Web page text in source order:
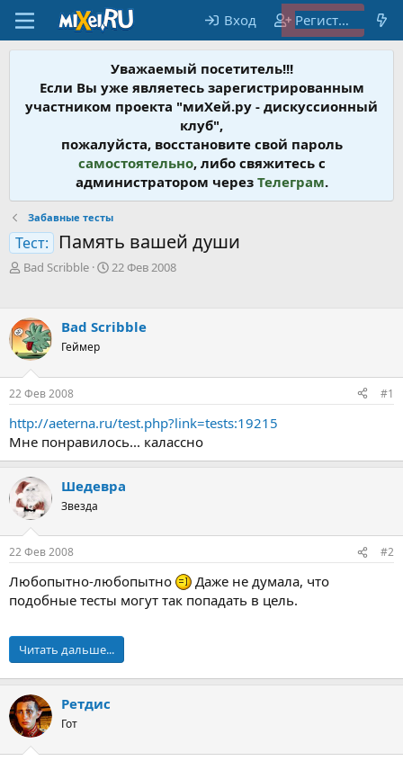
Вход Регистрация
Уважаемый посетитель!!!
Если Вы уже являетесь зарегистрированным
участником проекта "миХей.ру - дискусcионный
клуб",
пожалуйста, восстановите свой пароль
самостоятельно, либо свяжитесь с
администратором через Телеграм.
Забавные тесты
Тест: Память вашей души
А
о
р
т
е
м
ы
Bad Scribble
Д
н
а
22 Фев 2008
Bad Scribble
Геймер
22 Фев 2008 #1
http://aeterna.ru/test.php?link=tests:19215
Мне понравилось... калассно
Шедевра
Звезда
22 Фев 2008 #2
Любопытно-любопытно
Даже не думала, что
подобные тесты могут так попадать в цель.
Читать дальше...
Ретдис
Гот